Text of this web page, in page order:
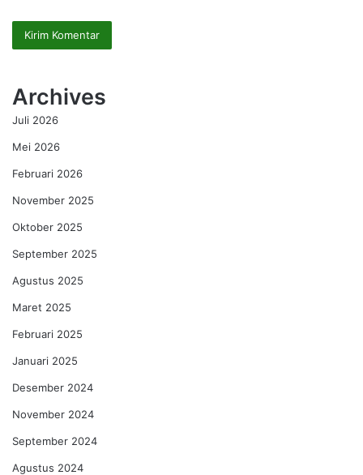
Archives
Juli 2026
Mei 2026
Februari 2026
November 2025
Oktober 2025
September 2025
Agustus 2025
Maret 2025
Februari 2025
Januari 2025
Desember 2024
November 2024
September 2024
Agustus 2024